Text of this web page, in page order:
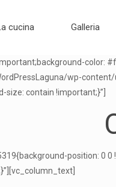
cucina Galleria
wp-
contain !important;}”]
position: 0